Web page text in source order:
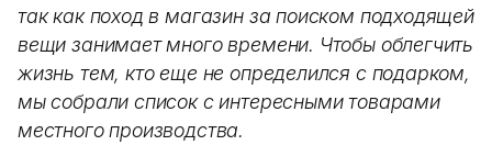
так как поход в магазин за поиском подходящей
вещи занимает много времени. Чтобы облегчить
жизнь тем, кто еще не определился с подарком,
мы собрали список с интересными товарами
местного производства.